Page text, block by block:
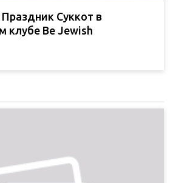
Суккот в
клубе Be Jewish